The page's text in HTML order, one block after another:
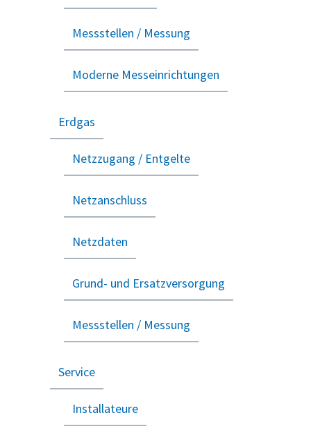
Messstellen / Messung
Moderne Messeinrichtungen
Erdgas
Netzzugang / Entgelte
Netzanschluss
Netzdaten
Grund- und Ersatzversorgung
Messstellen / Messung
Service
Installateure